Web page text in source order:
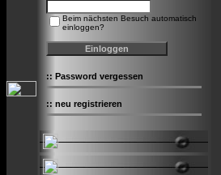
Beim nächsten Besuch automatisch
einloggen?
:: Password vergessen
:: neu registrieren